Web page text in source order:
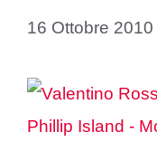
16 Ottobre 2010